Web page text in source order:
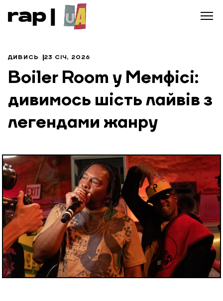
ДИВИСЬ 23 СІЧ, 2026
Boiler Room у Мемфісі:
дивимось шість лайвів з
легендами жанру